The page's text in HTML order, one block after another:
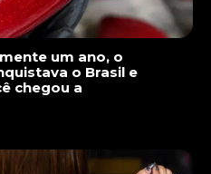
um ano, o
o Brasil e
chegou a